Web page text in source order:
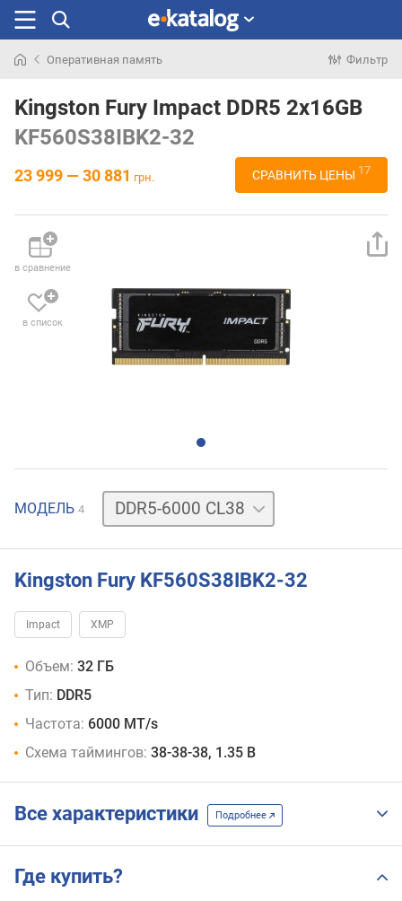
раньше
Оперативная память Фильтр
Kingston Fury Impact DDR5 2x16GB
KF560S38IBK2-32
23 999 — 30 881 грн. СРАВНИТЬ ЦЕНЫ 17
в сравнение
в список
МОДЕЛЬ 4
DDR5-
4800
5600
CL40
DDR5-
6400
Kingston Fury KF560S38IBK2-32
Impact XMP
Объем: 32 ГБ
Тип: DDR5
Частота: 6000 MT/s
Схема таймингов: 38-38-38, 1.35 В
Все характеристики Подробнее
Где купить?